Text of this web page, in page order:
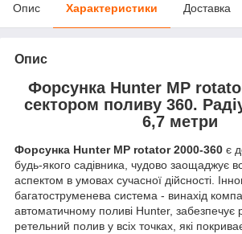
Опис Характеристики Доставка
Опис
Форсунка Hunter МР
сектором поливу 360.
6,7 метри
Форсунка Hunter МР rotator 2000-360 є
будь-якого садівника, чудово заощаджує
аспектом в умовах сучасної дійсності.
багатоструменева система - винахід
автоматичному поливі Hunter, забезпечує
ретельний полив у всіх точках, які